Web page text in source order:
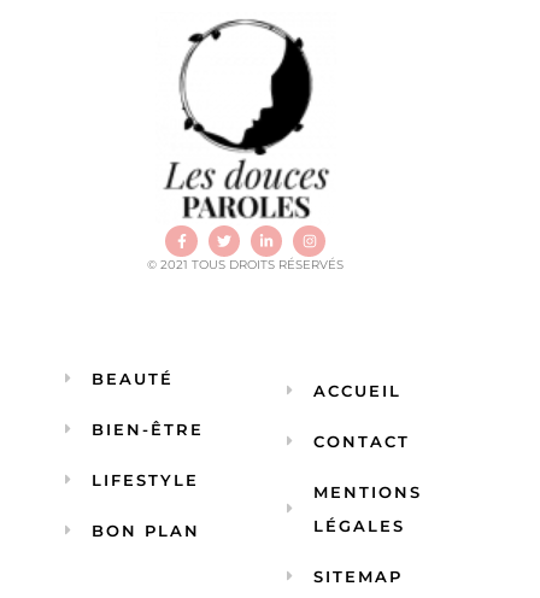
© 2021 TOUS DROITS RÉSERVÉS
BEAUTÉ
BIEN-ÊTRE
LIFESTYLE
BON PLAN
ACCUEIL
CONTACT
MENTIONS
LÉGALES
SITEMAP